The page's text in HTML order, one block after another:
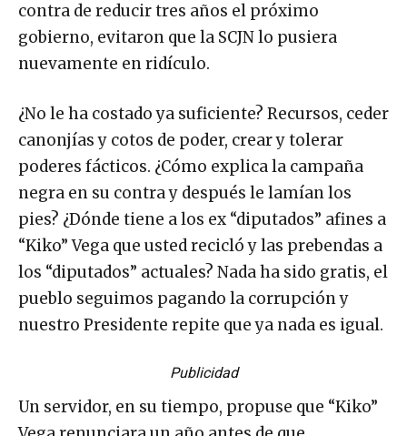
contra de reducir tres años el próximo
gobierno, evitaron que la SCJN lo pusiera
nuevamente en ridículo.
¿No le ha costado ya suficiente? Recursos, ceder
canonjías y cotos de poder, crear y tolerar
poderes fácticos. ¿Cómo explica la campaña
negra en su contra y después le lamían los
pies? ¿Dónde tiene a los ex “diputados” afines a
“Kiko” Vega que usted recicló y las prebendas a
los “diputados” actuales? Nada ha sido gratis, el
pueblo seguimos pagando la corrupción y
nuestro Presidente repite que ya nada es igual.
Publicidad
Un servidor, en su tiempo, propuse que “Kiko”